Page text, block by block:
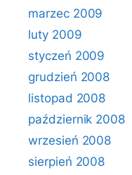
marzec 2009
luty 2009
styczeń 2009
grudzień 2008
listopad 2008
październik 2008
wrzesień 2008
sierpień 2008